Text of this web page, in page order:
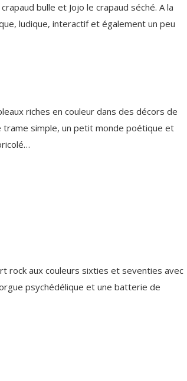
bulle et Jojo le crapaud séché. A la
ludique, interactif et également un peu
riches en couleur dans des décors de
trame simple, un petit monde poétique et
rock aux couleurs sixties et seventies avec
psychédélique et une batterie de